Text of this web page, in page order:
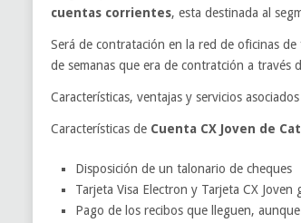
cuentas corrientes, esta destinada al
Será de contratación en la red de oficinas
de semanas que era de contratción a través
Características, ventajas y servicios
Características de Cuenta CX Joven de
Disposición de un talonario de cheques
Tarjeta Visa Electron y Tarjeta CX
Pago de los recibos que lleguen,